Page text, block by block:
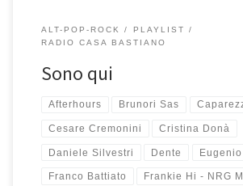
ALT-POP-ROCK
PLAYLIST
RADIO CASA BASTIANO
Sono qui
Afterhours Brunori Sas
Cesare Cremonini Cristina Donà
Daniele Silvestri Dente
Franco Battiato Frankie Hi - NRG